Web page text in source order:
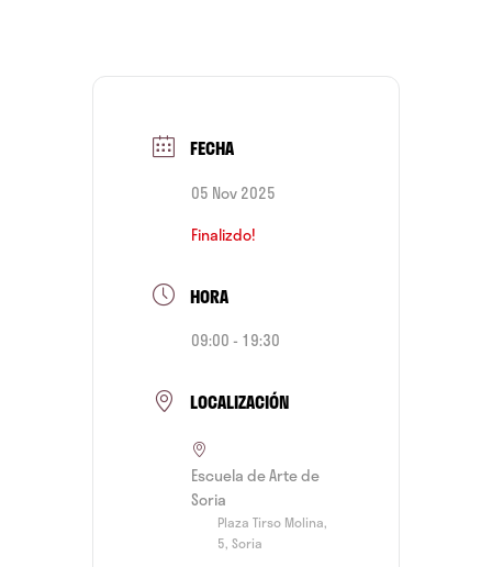
FECHA
05 Nov 2025
Finalizdo!
HORA
09:00 - 19:30
LOCALIZACIÓN
Escuela de Arte de
Soria
Plaza Tirso Molina,
5, Soria